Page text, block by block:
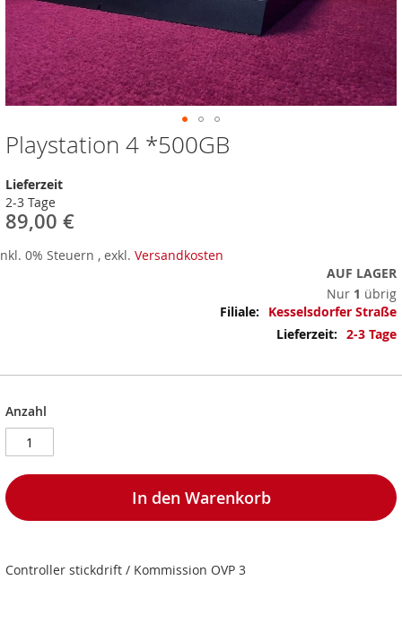
Playstation 4 *500GB
Lieferzeit
2-3 Tage
89,00 €
0% Steuern , exkl. Versandkosten
AUF LAGER
Nur 1 übrig
Mehr
Informationen
Kesselsdorfer Straße
2-3 Tage
Anzahl
In den Warenkorb
Controller stickdrift / Kommission OVP 3
Zum
Anfang
der
Bildergalerie
springen